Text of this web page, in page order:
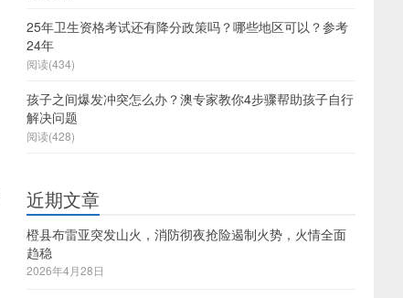
25年卫生资格考试还有降分政策吗？哪些地区可以？参考
24年
阅读(434)
孩子之间爆发冲突怎么办？澳专家教你4步骤帮助孩子自行
解决问题
阅读(428)
近期文章
橙县布雷亚突发山火，消防彻夜抢险遏制火势，火情全面
趋稳
2026年4月28日